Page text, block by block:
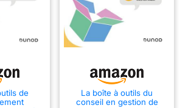
de
La boîte à outils du
conseil en gestion de